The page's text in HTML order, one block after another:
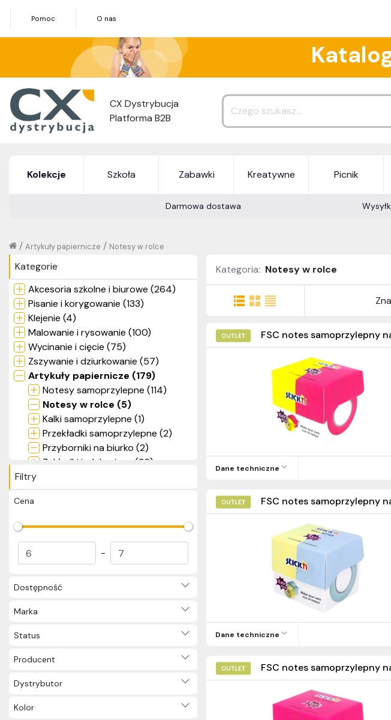
Pomoc O nas
CX Dystrybucja
Platforma B2B
Kolekcje Szkoła Zabawki Kreatywne Picnik
Darmowa dostawa
Notesy w rolce
/
Artykuły papiernicze
/
Kategorie
Akcesoria szkolne i biurowe (264)
Pisanie i korygowanie (133)
Klejenie (4)
Malowanie i rysowanie (100)
Wycinanie i cięcie (75)
Zszywanie i dziurkowanie (57)
Artykuły papiernicze (179)
Notesy samoprzylepne (114)
Notesy w rolce (5)
Kalki samoprzylepne (1)
Przekładki samoprzylepne (2)
Przyborniki na biurko (2)
Zakładki indeksujące (36)
Kolorowanki samoprzylepne (6)
Picnik (77)
Kolekcje (326)
Filtry
Cena
-
Dostępność
Marka
Status
Producent
Dystrybutor
Kolor
Kategoria: Notesy w rolce
FSC notes samoprzylepny
Dane techniczne
FSC notes samoprzylepny
Dane techniczne
FSC notes samoprzylepny